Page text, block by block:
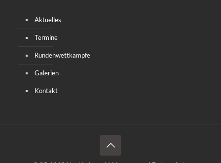
Aktuelles
Termine
Rundenwettkämpfe
Galerien
Kontakt